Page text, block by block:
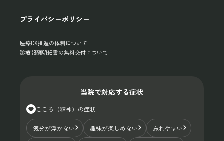
プライバシーポリシー
医療DX推進の体制について
診療報酬明細書の無料交付について
当院で対応する症状
こころ（精神）の症状
気分が浮かない 趣味が楽しめない 忘れやすい